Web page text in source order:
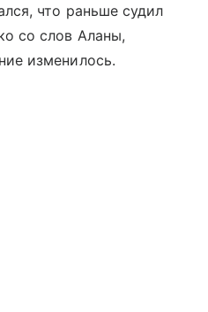
что раньше судил
со слов Аланы,
изменилось.